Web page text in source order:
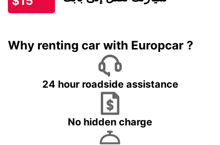
Why renting car with Europcar ?
24 hour roadside assistance
No hidden charge